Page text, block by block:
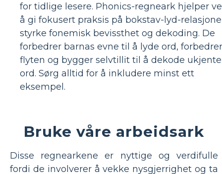
for tidlige lesere. Phonics-regneark hjelper
å gi fokusert praksis på bokstav-lyd-
styrke fonemisk bevissthet og dekoding. De
forbedrer barnas evne til å lyde ord, forbedrer
flyten og bygger selvtillit til å dekode ukjente
ord. Sørg alltid for å inkludere minst ett
eksempel.
Bruke våre arbeidsark
Disse regnearkene er nyttige og verdifulle
fordi de involverer å vekke nysgjerrighet og ta